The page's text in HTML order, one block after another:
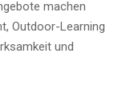
machen
Outdoor-Learning
und